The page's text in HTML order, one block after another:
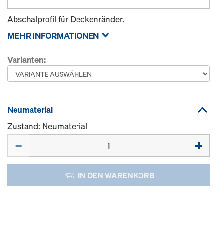
Abschalprofil für Deckenränder.
MEHR INFORMATIONEN
Varianten:
Neumaterial
Zustand: Neumaterial
IN DEN WARENKORB